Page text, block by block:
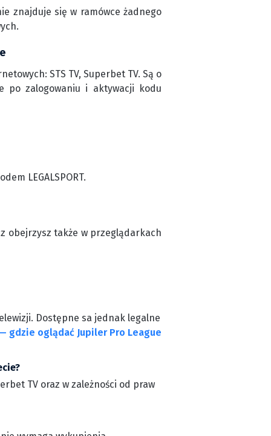
znajduje się w ramówce żadnego
STS TV, Superbet TV. Są o
po zalogowaniu i aktywacji kodu
LEGALSPORT.
obejrzysz także w przeglądarkach
Dostępne sa jednak legalne
gdzie oglądać Jupiler Pro League
TV oraz w zależności od praw